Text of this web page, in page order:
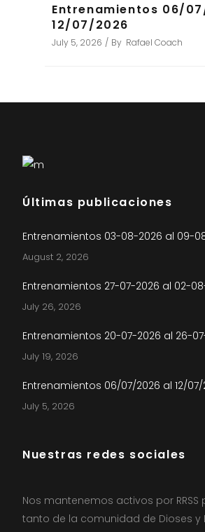
Entrenamientos 06/
12/07/2026
July 5, 2026 By Rafael Coach
Últimas publicaciones
Entrenamientos 03-08-2026 al 09-
August 2, 2026
Entrenamientos 27-07-2026 al 02-
July 26, 2026
Entrenamientos 20-07-2026 al 26-
July 19, 2026
Entrenamientos 06/07/2026 al 12/07/
July 5, 2026
Nuestras redes sociales
Nos mantenemos activos por
tanto de la comunidad de Dioses y